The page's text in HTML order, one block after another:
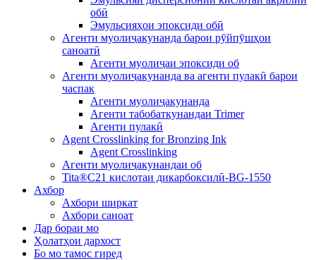
обӣ
Эмульсияҳои эпоксиди обӣ
Агенти муолиҷакунанда барои рӯйпӯшҳои
саноатӣ
Агенти муолиҷаи эпоксиди об
Агенти муолиҷакунанда ва агенти пулакӣ барои
часпак
Агенти муолиҷакунанда
Агенти табобаткунандаи Trimer
Агенти пулакӣ
Agent Crosslinking for Bronzing Ink
Agent Crosslinking
Агенти муолиҷакунандаи об
Tita®C21 кислотаи дикарбоксилӣ-BG-1550
Ахбор
Ахбори ширкат
Ахбори саноат
Дар бораи мо
Ҳолатҳои дархост
Бо мо тамос гиред